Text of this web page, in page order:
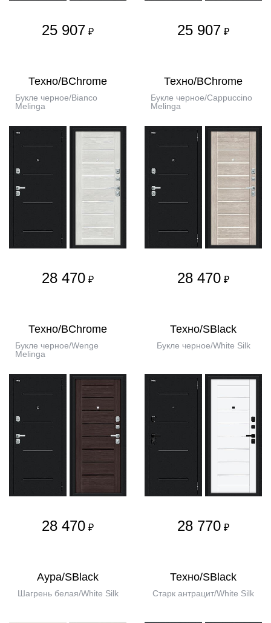
25 907 ₽ 25 907 ₽
Техно/BChrome
Букле черное/Bianco
Melinga
28 470 ₽
Техно/BChrome
Букле черное/Cappuccino
Melinga
28 470 ₽
Техно/BChrome
Букле черное/Wenge
Melinga
28 470 ₽
Техно/SBlack
Букле черное/White Silk
28 770 ₽
Аура/SBlack
Шагрень белая/White Silk
Техно/SBlack
Старк антрацит/White Silk